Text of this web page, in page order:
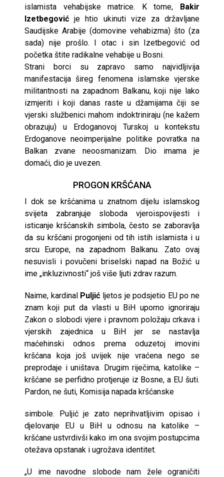
islamista vehabijske matrice. K tome, Bakir
Izetbegovićje htio ukinuti vize za državljane
Saudijske Arabije (domovine vehabizma) što (za
sada) nije prošlo. I otac i sin Izetbegović od
početka štite radikalne vehabije u Bosni.
Strani borci su zapravo samo najvidljivija
manifestacija šireg fenomena islamske vjerske
militantnosti na zapadnom Balkanu, koji nije lako
izmjeriti i koji danas raste u džamijama čiji se
vjerski službenici mahom indoktriniraju (ne kažem
obrazuju) u Erdoganovoj Turskoj u kontekstu
Erdoganove neoimperijalne politike povratka na
Balkan zvane neoosmanizam. Dio imama je
domaći, dio je uvezen.
PROGON KRŠĆANA
I dok se kršćanima u znatnom dijelu islamskog
svijeta zabranjuje sloboda vjeroispovijesti i
isticanje kršćanskih simbola, često se zaboravlja
da su kršćani progonjeni od tih istih islamista i u
srcu Europe, na zapadnom Balkanu. Zato ovaj
nesuvisli i povučeni briselski napad na Božić u
ime „inkluzivnosti“ još više ljuti zdrav razum.
Naime, kardinal Puljić ljetos je podsjetio EU po ne
znam koji put da vlasti u BiH uporno ignoriraju
Zakon o slobodi vjere i pravnom položaju crkava i
vjerskih zajednica u BiH jer se nastavlja
maćehinski odnos prema oduzetoj imovini
kršćana koja još uvijek nije vraćena nego se
preprodaje i uništava. Drugim riječima, katolike –
kršćane se perfidno protjeruje iz Bosne, a EU šuti.
Pardon, ne šuti, Komisija napada kršćanske
simbole. Puljić je zato neprihvatljivim opisao i
djelovanje EU u BiH u odnosu na katolike –
kršćane ustvrdivši kako im ona svojim postupcima
otežava opstanak i ugrožava identitet.
„U ime navodne slobode nam žele ograničiti